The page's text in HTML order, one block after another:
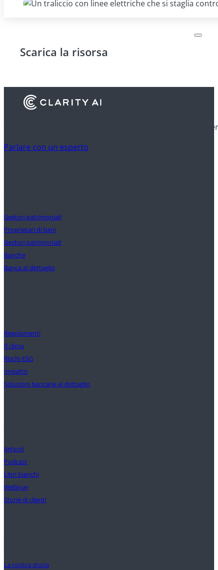
Scarica la risorsa
Scoprite come gli istituti finanziari utilizzano l'Clarity AI
Parlare con un esperto
Gestori patrimoniali
Proprietari di beni
Gestori patrimoniali
Banche
Banca al dettaglio
Regolamenti
Il clima
Rischi ESG
Impatto
Soluzioni bancarie al dettaglio
Articoli
Podcast
Libri bianchi
Webinar
Storie di clienti
La nostra storia